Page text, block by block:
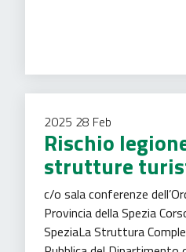
2025 28 Feb
Rischio
strutture
c/o sala conferenze
Provincia della Spezia
SpeziaLa Struttura